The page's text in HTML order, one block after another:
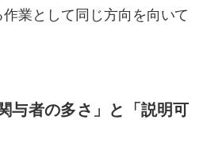
業として同じ方向を向いて
与者の多さ」と「説明可